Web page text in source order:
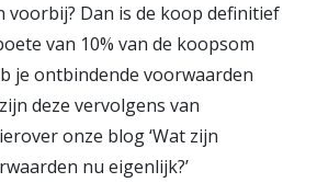
Meern en Leidsche Rijn
voorbij? Dan is de koop definitief
van 10% van de koopsom
je ontbindende voorwaarden
deze vervolgens van
onze blog ‘Wat zijn
nu eigenlijk?’